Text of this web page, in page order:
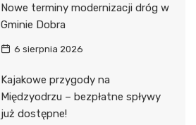
Nowe terminy modernizacji dróg w
Gminie Dobra
6 sierpnia 2026
Kajakowe przygody na
Międzyodrzu – bezpłatne spływy
już dostępne!